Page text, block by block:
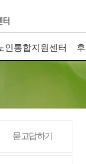
인통합지원센터
묻고답하기